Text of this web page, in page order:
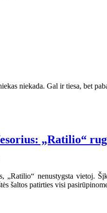
niekada. Gal ir tiesa, bet
„Ratilio“
„Ratilio“ nenustygsta vietoj.
šaltos patirties visi